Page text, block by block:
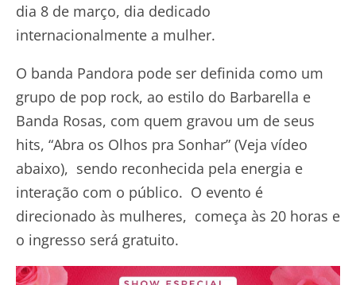
dia 8 de março, dia dedicado
internacionalmente a mulher.
O banda Pandora pode ser definida como um
grupo de pop rock, ao estilo do Barbarella e
Banda Rosas, com quem gravou um de seus
hits, “Abra os Olhos pra Sonhar” (Veja vídeo
abaixo), sendo reconhecida pela energia e
interação com o público. O evento é
direcionado às mulheres, começa às 20 horas e
o ingresso será gratuito.